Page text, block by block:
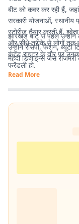
बीट को कवर कर रही हैं,
सरकारी योजनाओं, स्थानीय
स्टोरीज तैयार करती हैं.
और सीधे तरीके से लोगों
कंटेंट राइटर के तौर पर
फ्रेंडली हो.
झारखंड बीट से पहले उन्होंने
उन्होंने रेसिपी, फैशन, ब्यूटी
मेहंदी डिजाइन्स जैसे
Read More